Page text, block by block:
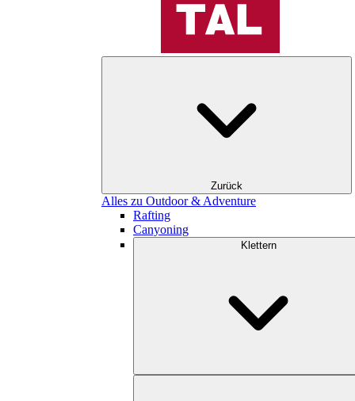
Zurück
Alles zu Outdoor & Adventure
Rafting
Canyoning
Klettern